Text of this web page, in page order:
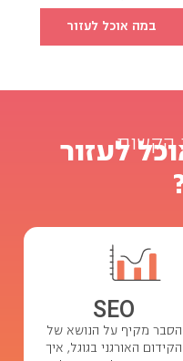
במה אוכל לעזור
הקשותלעזור
SEO
הסבר מקיף על הנושא של
הקידום האורגני בגוגל, איך